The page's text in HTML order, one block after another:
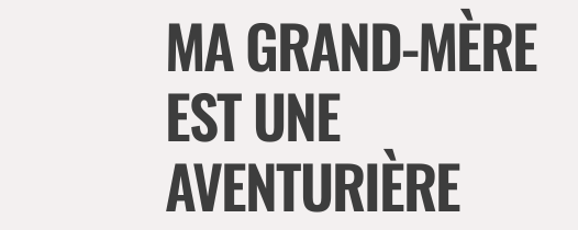
MA GRAND-MÈRE
EST UNE
AVENTURIÈRE